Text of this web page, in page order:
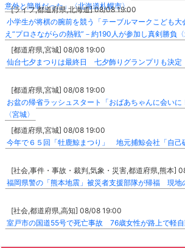
意外と簡単だった」〈北海道札幌市〉
[ライフ,都道府県,北海道] 08/08 19:00
小学生が将棋の腕前を競う「テーブルマークこども
え“プロさながらの熱戦”－約190人が参加し真剣勝負〈
[都道府県,宮城] 08/08 19:00
仙台七夕まつりは最終日 七夕飾りグランプリも決定
[都道府県,宮城] 08/08 19:00
お盆の帰省ラッシュスタート「おばあちゃんに会い
〈宮城〉
[都道府県,宮城] 08/08 19:00
今年で６５回「牡鹿鯨まつり」 地元捕鯨会社「自己
[社会,事件・事故・裁判,気象・災害,都道府県,熊本]
福岡県警の「熊本地震」被災者支援部隊が帰福 現地
[社会,都道府県,高知] 08/08 19:00
室戸市の国道55号で死亡事故 76歳女性が路上で軽